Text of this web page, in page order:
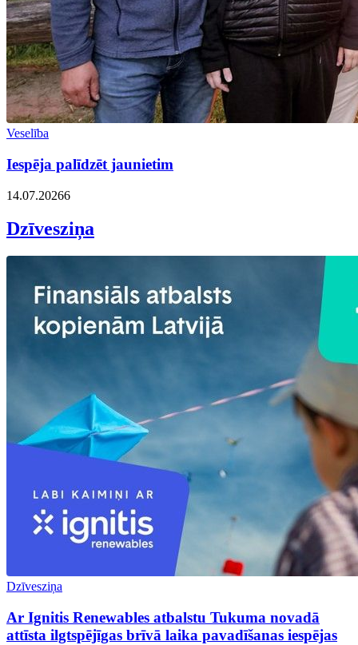
Veselība
Iespēja palīdzēt jaunietim
14.07.20266
Dzīvesziņa
Dzīvesziņa
Ar Ignitis Renewables atbalstu Tukuma novadā
attīsta ilgtspējīgas brīvā laika pavadīšanas iespējas